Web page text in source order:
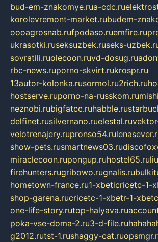
bud-em-znakomye.rua-cdc.ru
korolevremont-market.rubudem-
oooagrosnab.rufpodaso.ruemfire.ru
ukrasotki.ruseksuzbek.ruseks-
sovratili.ruolecoon.ruvd-dosug.ru
rbc-news.ruporno-skvirt.rukrospr.ru
13autor-kolonka.rusormol.ru2rich.ru
hostserve.ruporno-na-russkom.ru
neznobi.rubigfatcc.ruhabble.ru
delfinet.rusilvernano.ruelestal.ru
velotrenajery.rupronso54.ru
show-pets.rusmartnews03.ru
miraclecoon.rupongup.ruhostel65.ru
firehunters.rugribowo.rugnalis.ru
hometown-france.ru1-xbeticricetc-1-
shop-garena.rucricetc-1-xbetr-1-
one-life-story.rutop-halyava.ru
poka-vse-doma-2.ru3-d-file.ru
g2012.rutst-1.rushaggy-cat.ru